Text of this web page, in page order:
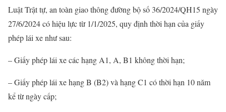
Luật Trật tự, an toàn giao thông đường bộ số 36/2024/QH15 ngày
27/6/2024 có hiệu lực từ 1/1/2025, quy định thời hạn của giấy
phép lái xe như sau:
– Giấy phép lái xe các hạng A1, A, B1 không thời hạn;
– Giấy phép lái xe hạng B (B2) và hạng C1 có thời hạn 10 năm
kể từ ngày cấp;